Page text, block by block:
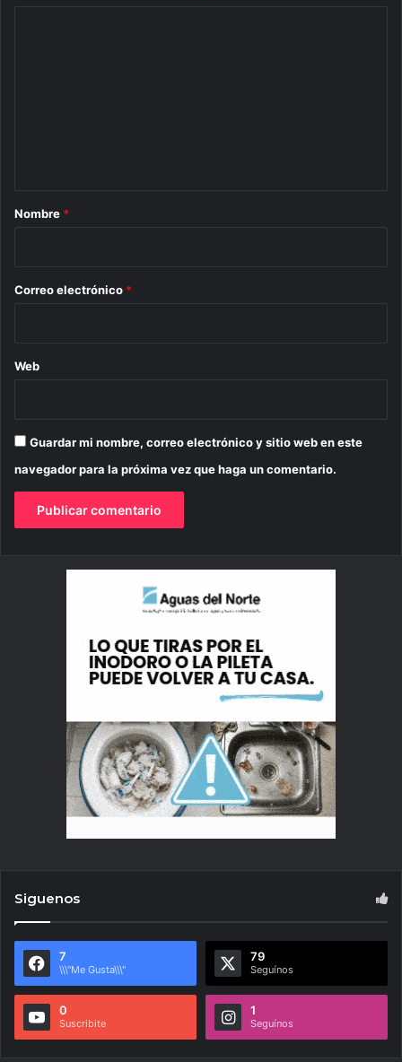
r
*
Nombre *
Correo electrónico *
Web
Guardar mi nombre, correo electrónico y sitio web en este
navegador para la próxima vez que haga un comentario.
Siguenos
7
\\\"Me Gusta\\\"
79
Seguínos
0
Suscribite
1
Seguínos